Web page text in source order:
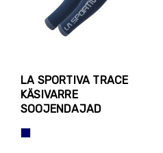
LA SPORTIVA TRACE
KÄSIVARRE
SOOJENDAJAD